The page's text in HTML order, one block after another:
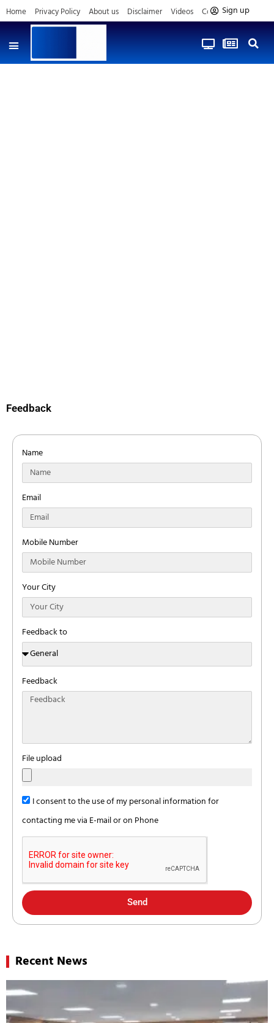
Home Privacy Policy About us Disclaimer Videos Contact us
Sign up
Feedback
Name
Email
Mobile Number
Your City
Feedback to
Feedback
File upload
I consent to the use of my personal information for
contacting me via E-mail or on Phone
Send
Recent News